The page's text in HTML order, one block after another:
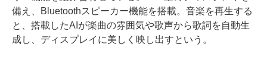
備え、Bluetoothスピーカー機能を搭載。音楽を再生する
と、搭載したAIが楽曲の雰囲気や歌声から歌詞を自動生
成し、ディスプレイに美しく映し出すという。